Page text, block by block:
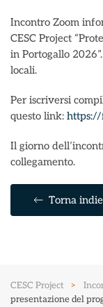
Incontro Zoom
CESC Project
in Portogallo
locali.
Per iscriversi
questo link: https://
Il giorno
collegamento.
Torna
CESC Project
presentazione del